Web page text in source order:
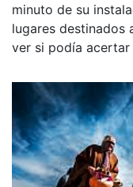
minuto de su
lugares destinados
ver si podía